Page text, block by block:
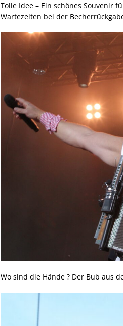
Tolle Idee – Ein schönes Souvenir
Wartezeiten bei der
Wo sind die Hände ? Der Bub aus